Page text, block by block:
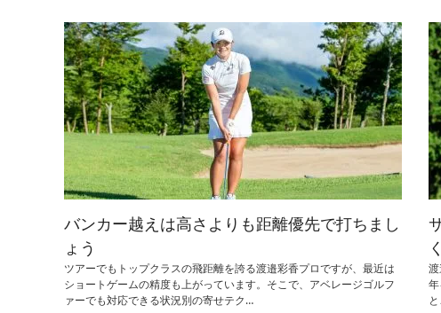
バンカー越えは高さよりも距離優先で打ちまし
ょう
ツアーでもトップクラスの飛距離を誇る渡邉彩香プロですが、最近は
ショートゲームの精度も上がっています。そこで、アベレージゴルフ
ァーでも対応できる状況別の寄せテク…